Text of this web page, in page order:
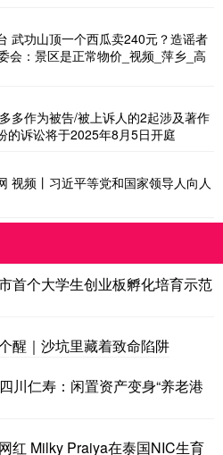
武功山顶一个西瓜卖240元？造谣者
会：景区是正常物价_视频_萍乡_高
多作为被告/被上诉人的2起涉及著作
的诉讼将于2025年8月5日开庭
视频丨习近平等党和国家领导人向人
首个大学生创业板孵化培育示范
醒｜沙坑里藏着致命陷阱
川仁寿：闲置资产变身“养老港
红 Milky Praiya在泰国NIC生育